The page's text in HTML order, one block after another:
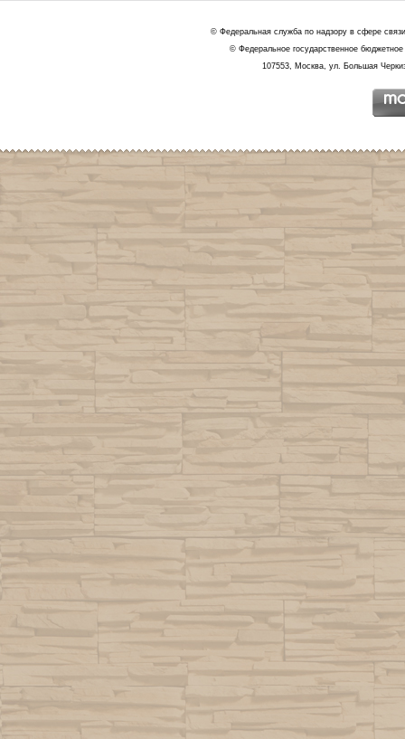
© Федеральная служба по надзору в сфере
© Федеральное государственное
107553, Москва, ул. Большая